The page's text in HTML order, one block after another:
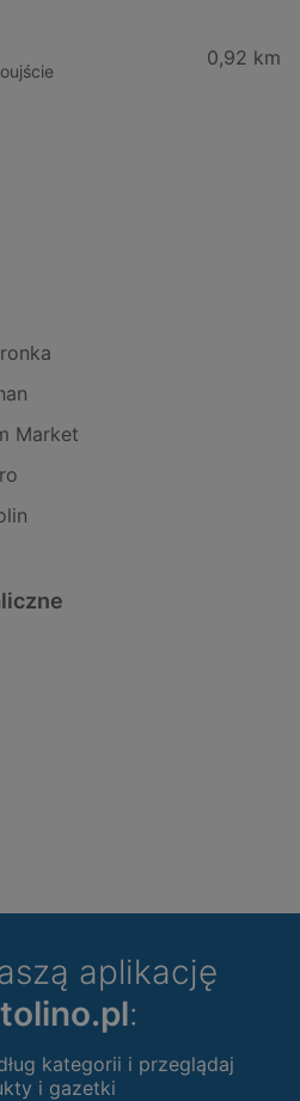
0,92 km
Market
aplikację
:
kategorii i przeglądaj
i gazetki